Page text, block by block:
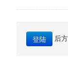
登陆 后